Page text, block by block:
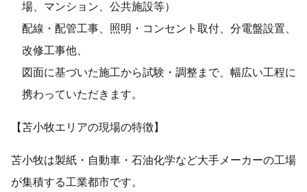
場、マンション、公共施設等）
配線・配管工事、照明・コンセント取付、分電盤設置、
改修工事他、
図面に基づいた施工から試験・調整まで、幅広い工程に
携わっていただきます。
【苫小牧エリアの現場の特徴】
苫小牧は製紙・自動車・石油化学など大手メーカーの工場
が集積する工業都市です。